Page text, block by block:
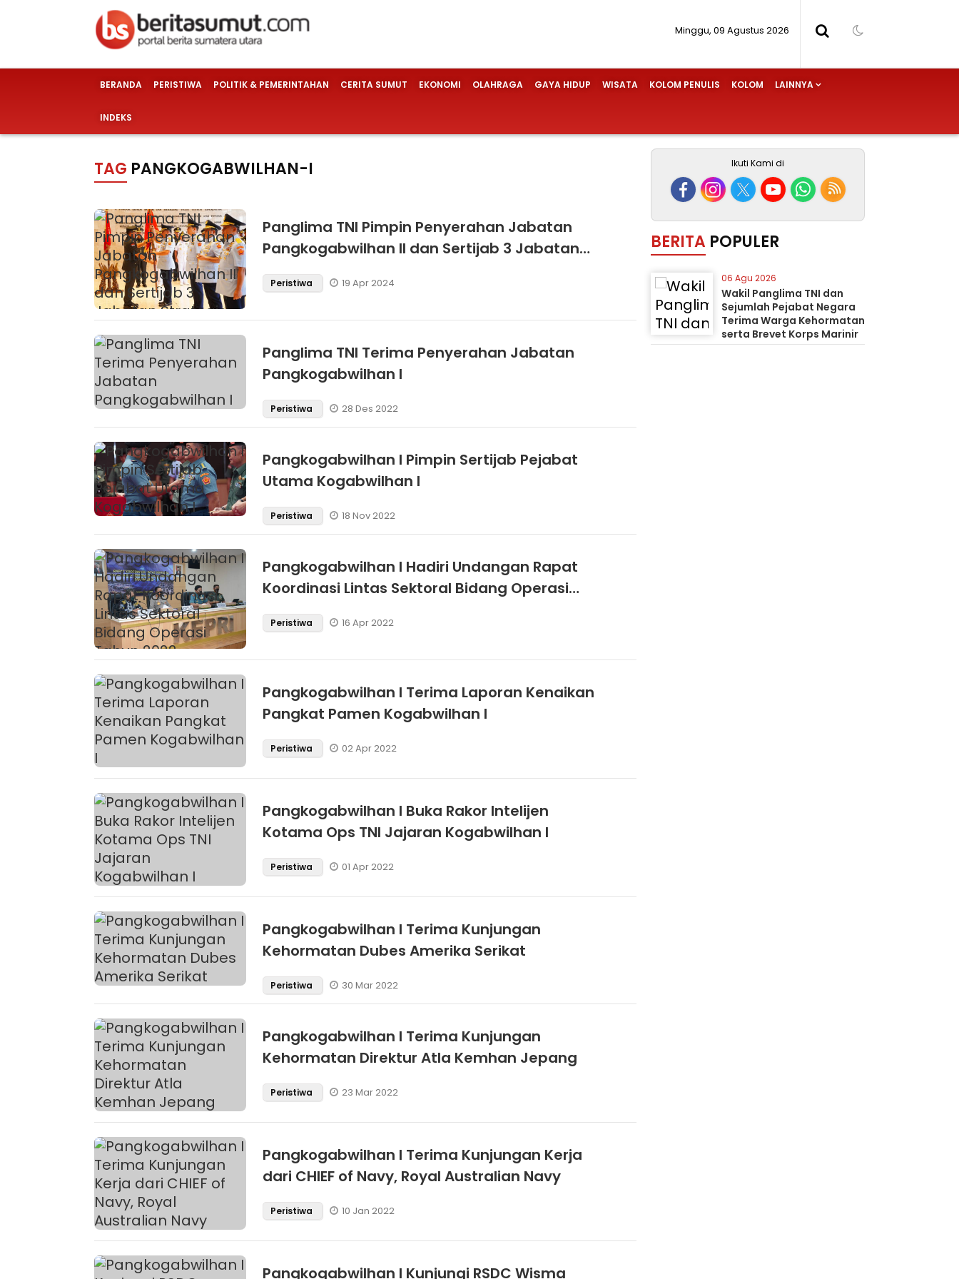
Minggu, 09 Agustus 2026
BERANDA PERISTIWA POLITIK & PEMERINTAHAN CERITA SUMUT EKONOMI OLAHRAGA GAYA HIDUP WISATA KOLOM PENULIS KOLOM LAINNYA
INDEKS
TAG PANGKOGABWILHAN-I
Panglima TNI Pimpin Penyerahan Jabatan
Pangkogabwilhan II dan Sertijab 3 Jabatan
Strategis Mabes TNI
Peristiwa 19 Apr 2024
Panglima TNI Terima Penyerahan Jabatan
Pangkogabwilhan I
Peristiwa 28 Des 2022
Pangkogabwilhan I Pimpin Sertijab Pejabat
Utama Kogabwilhan I
Peristiwa 18 Nov 2022
Pangkogabwilhan I Hadiri Undangan Rapat
Koordinasi Lintas Sektoral Bidang Operasi
Tahun 2022
Peristiwa 16 Apr 2022
Pangkogabwilhan I Terima Laporan Kenaikan
Pangkat Pamen Kogabwilhan I
Peristiwa 02 Apr 2022
Pangkogabwilhan I Buka Rakor Intelijen
Kotama Ops TNI Jajaran Kogabwilhan I
Peristiwa 01 Apr 2022
Pangkogabwilhan I Terima Kunjungan
Kehormatan Dubes Amerika Serikat
Peristiwa 30 Mar 2022
Pangkogabwilhan I Terima Kunjungan
Kehormatan Direktur Atla Kemhan Jepang
Peristiwa 23 Mar 2022
Pangkogabwilhan I Terima Kunjungan Kerja
dari CHIEF of Navy, Royal Australian Navy
Peristiwa 10 Jan 2022
Pangkogabwilhan I Kunjungi RSDC Wisma
Ikuti Kami di
BERITA POPULER
06 Agu 2026
Wakil Panglima TNI dan
Sejumlah Pejabat Negara
Terima Warga Kehormatan
serta Brevet Korps Marinir